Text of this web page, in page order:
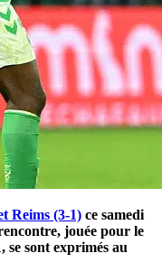
Reims (3-1) ce samedi
jouée pour le
se sont exprimés au